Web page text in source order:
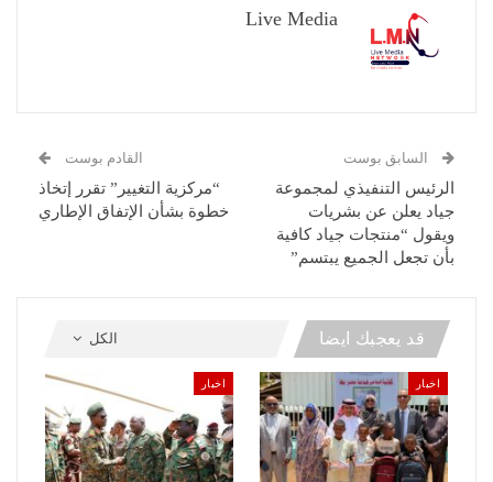
Live Media
السابق بوست
الرئيس التنفيذي لمجموعة
جياد يعلن عن بشريات
ويقول “منتجات جياد كافية
بأن تجعل الجميع يبتسم”
القادم بوست
“مركزية التغيير” تقرر إتخاذ
خطوة بشأن الإتفاق الإطاري
الكل قد يعجبك ايضا
اخبار اخبار